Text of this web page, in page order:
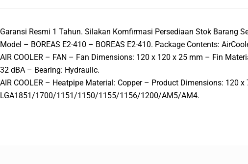
Garansi Resmi 1 Tahun. Silakan Komfirmasi Persediaan Stok Barang
Model – BOREAS E2-410 – BOREAS E2-410. Package Contents:
AIR COOLER – FAN – Fan Dimensions: 120 x 120 x 25 mm – Fin
32 dBA – Bearing: Hydraulic.
AIR COOLER – Heatpipe Material: Copper – Product Dimensions:
LGA1851/1700/1151/1150/1155/1156/1200/AM5/AM4.